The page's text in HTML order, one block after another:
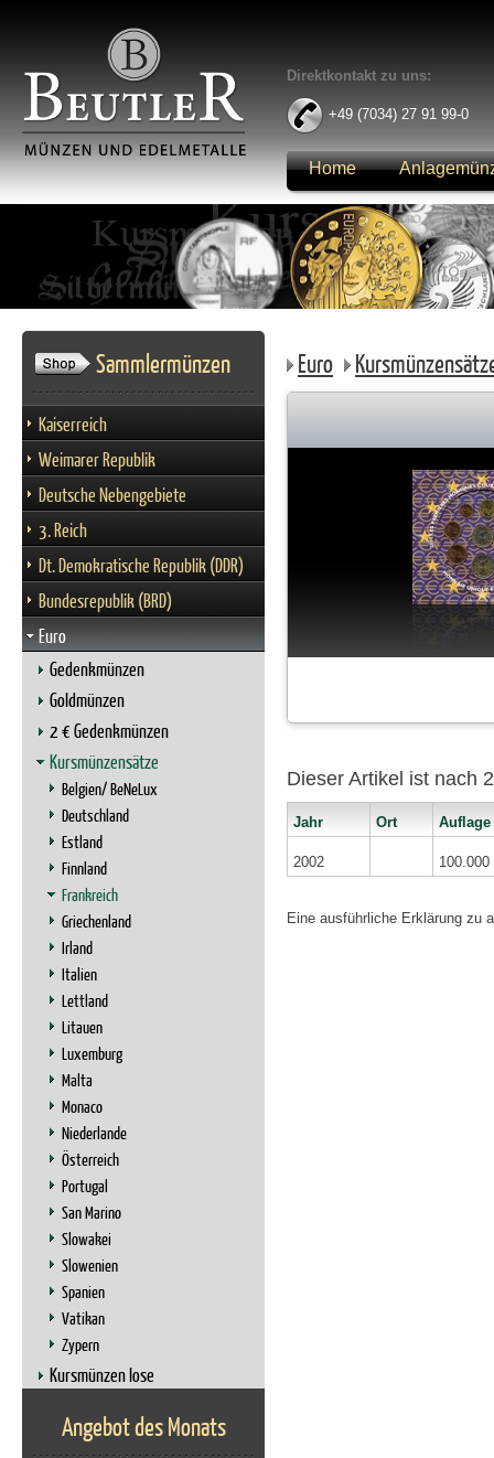
Direktkontakt zu uns:
+49 (7034) 27 91 99-0
Home
Anmelden
Sammlermünzen
Kaiserreich
Weimarer Republik
Deutsche Nebengebiete
3. Reich
Dt. Demokratische Republik (DDR)
Bundesrepublik (BRD)
Euro
Gedenkmünzen
Goldmünzen
2 € Gedenkmünzen
Kursmünzensätze
Belgien/ BeNeLux
Deutschland
Estland
Finnland
Frankreich
Griechenland
Irland
Italien
Lettland
Litauen
Luxemburg
Malta
Monaco
Niederlande
Österreich
Portugal
San Marino
Slowakei
Slowenien
Spanien
Vatikan
Zypern
Kursmünzen lose
Angebot des Monats
Euro
Dieser Artikel ist nach
Jahr Ort Auflage
2002 100.000
Eine ausführliche Erklärung zu